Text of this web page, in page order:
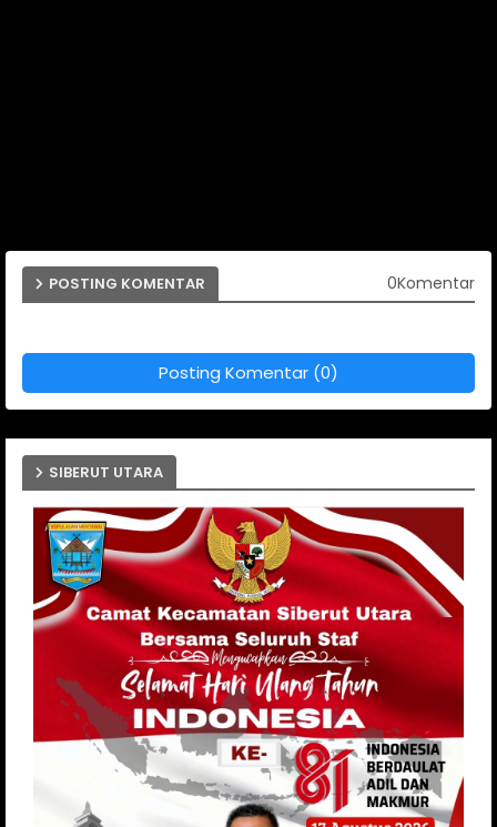
POSTING KOMENTAR 0Komentar
Posting Komentar (0)
SIBERUT UTARA